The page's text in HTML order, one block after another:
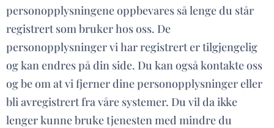
personopplysningene oppbevares så lenge du står
registrert som bruker hos oss. De
personopplysninger vi har registrert er tilgjengelig
og kan endres på din side. Du kan også kontakte oss
og be om at vi fjerner dine personopplysninger eller
bli avregistrert fra våre systemer. Du vil da ikke
lenger kunne bruke tjenesten med mindre du